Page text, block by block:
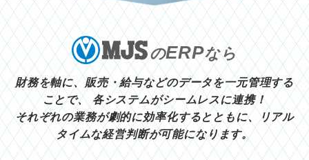
のERPなら
財務を軸に、販売・給与などのデータを一元管理する
ことで、
各システムがシームレスに連携！
それぞれの業務が劇的に効率化するとともに、リアル
タイムな経営判断が可能になります。